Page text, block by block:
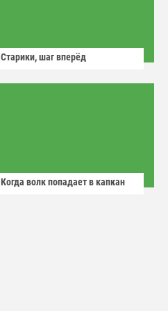
Старики, шаг вперёд
Когда волк попадает в капкан